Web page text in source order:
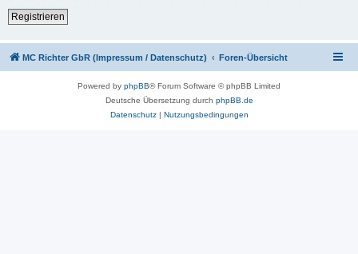
Registrieren
MC Richter GbR (Impressum / Datenschutz) Foren-Übersicht
Powered by phpBB® Forum Software © phpBB Limited
Deutsche Übersetzung durch phpBB.de
Datenschutz| Nutzungsbedingungen